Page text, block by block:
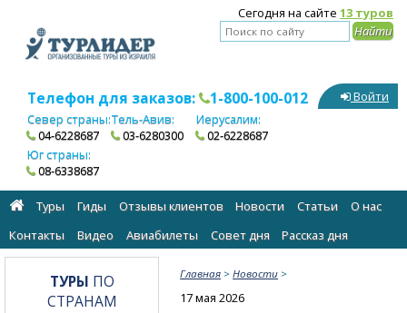
Сегодня на сайте 13 туров
Телефон для заказов: 1-800-100-012
Север страны:
04-6228687
Тель-Авив:
03-6280300
Иерусалим:
02-6228687
Юг страны:
08-6338687
Войти
Туры Гиды Отзывы клиентов Новости Статьи
О нас
Контакты
Видео Авиабилеты Cовет дня Рассказ дня
Главная >Новости >
17 мая 2026
ТУРЫ ПО
СТРАНАМ